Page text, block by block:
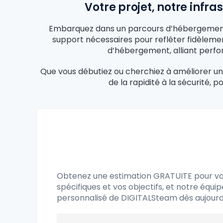
Votre projet, notre
Embarquez dans un parcours
support nécessaires pour refléter
d’hébergement, alliant
Que vous débutiez ou cherchiez à améliorer
de la rapidité à la sécurité,
Obtenez une estimation GRATUITE pour
spécifiques et vos objectifs, et notre
personnalisé de DIGITALSteam dès